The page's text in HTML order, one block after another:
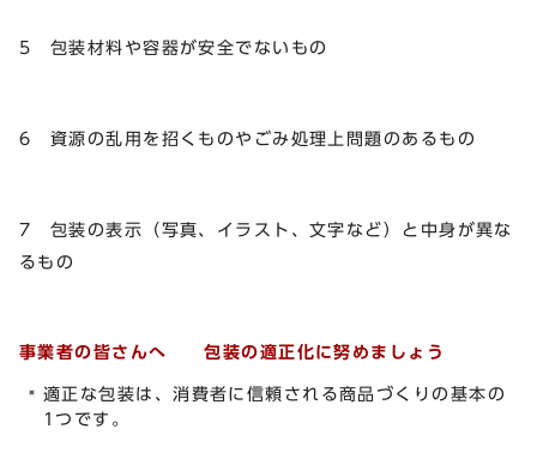
5 包装材料や容器が安全でないもの
6 資源の乱用を招くものやごみ処理上問題のあるもの
7 包装の表示（写真、イラスト、文字など）と中身が異な
るもの
事業者の皆さんへ 包装の適正化に努めましょう
適正な包装は、消費者に信頼される商品づくりの基本の
1つです。